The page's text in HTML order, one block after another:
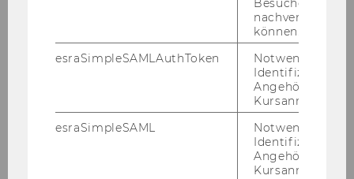
Exercise No. 21: Project Management -
Production Order
Exercise No. 22: Cost and Income Categories as
Exercise No. 23: Airport and Flight Database
Besuchers
nachverfolgen
können.
esraSimpleSAMLAuthToken
Notwendig zur
Identifizierung
Angehörige/r für
Kursanmeldung.
esraSimpleSAML
Notwendig zur
Identifizierung
Angehörige/r für
Kursanmeldung.